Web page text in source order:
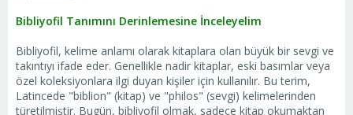
Bibliyofil Tanımını Derinlemesine İnceleyelim
Bibliyofil, kelime anlamı olarak kitaplara olan büyük bir sevgi ve
takıntıyı ifade eder. Genellikle nadir kitaplar, eski basımlar veya
özel koleksiyonlara ilgi duyan kişiler için kullanılır. Bu terim,
Latincede "biblion" (kitap) ve "philos" (sevgi) kelimelerinden
türetilmiştir. Bugün, bibliyofil olmak, sadece kitap okumaktan